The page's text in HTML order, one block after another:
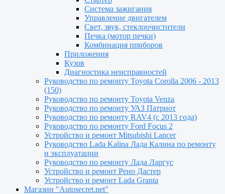
Система зажигания
Управление двигателем
Свет, звук, стеклоочистители
Печка (мотор печки)
Комбинация приборов
Приложения
Кузов
Диагностика неисправностей
Руководство по ремонту Toyota Сorolla 2006 - 2013
(150)
Руководство по ремонту Toyota Venza
Руководство по ремонту УАЗ Патриот
Руководство по ремонту RAV4 (с 2013 года)
Руководство по ремонту Ford Focus 2
Устройство и ремонт Mitsubishi Lancer
Руководство Lada Kalina Лада Калина по ремонту
и эксплуатации
Руководство по ремонту Лада Ларгус
Устройство и ремонт Рено Дастер
Устройство и ремонт Lada Granta
Магазин "Autosecret.net"